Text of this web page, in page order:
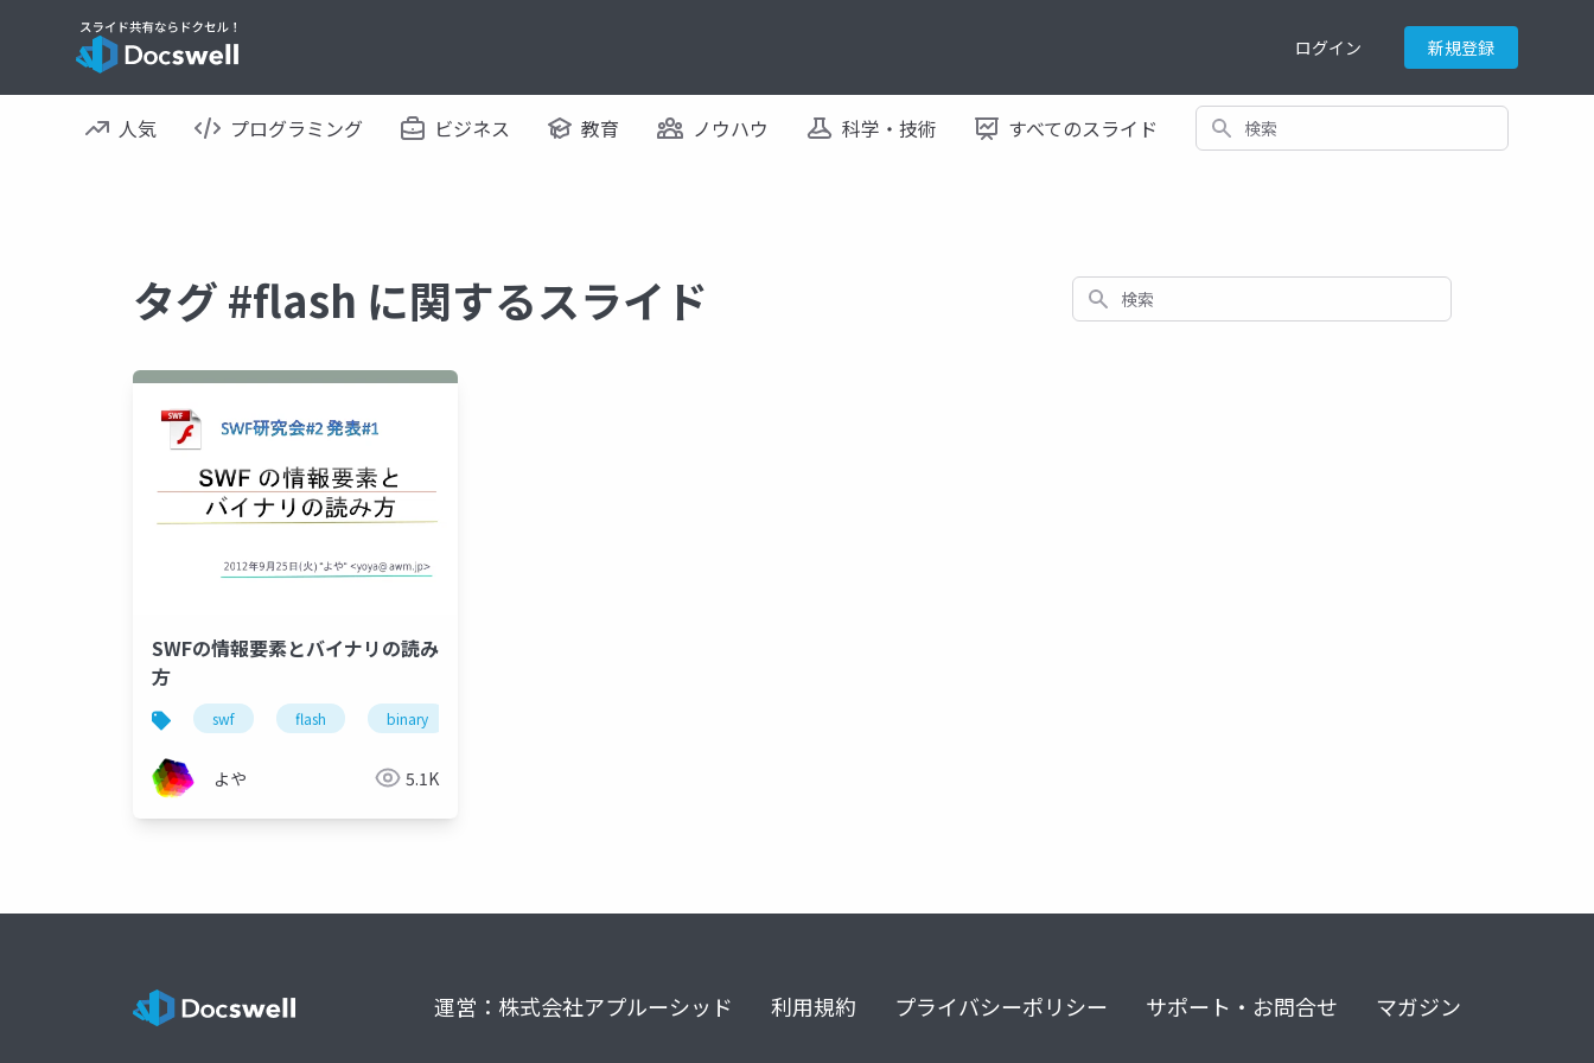
ログイン 新規登録
人気 プログラミング ビジネス 教育 ノウハウ 科学・技術 すべてのスライド 検索
タグ #flash に関するスライド 検索
SWFの情報要素とバイナリの読み
方
swf flash binary
よや 5.1K
運営：株式会社アプルーシッド 利用規約 プライバシーポリシー サポート・お問合せ マガジン